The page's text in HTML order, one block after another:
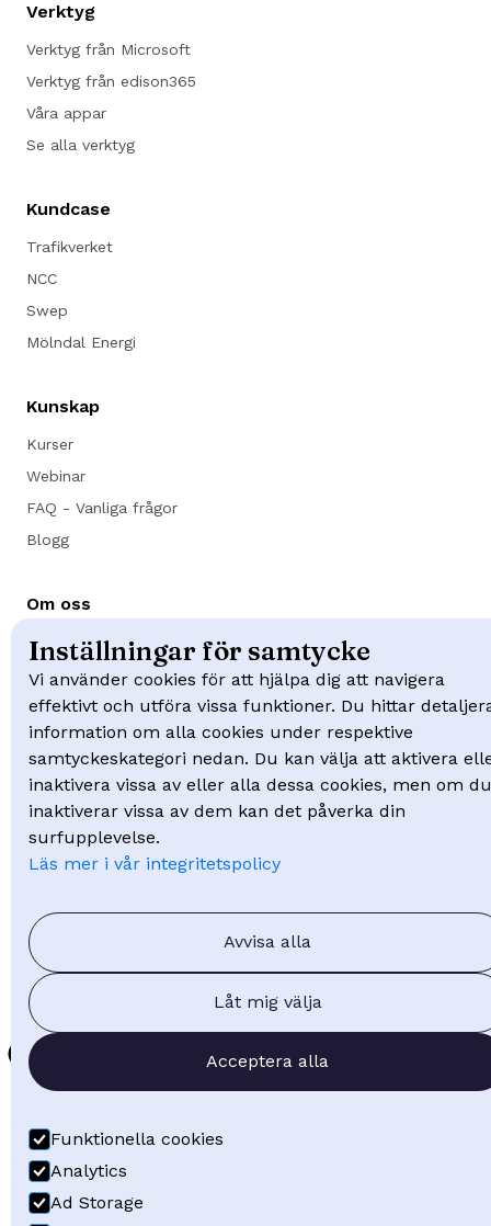
Verktyg
Verktyg från Microsoft
Verktyg från edison365
Våra appar
Se alla verktyg
Kundcase
Trafikverket
NCC
Swep
Mölndal Energi
Kunskap
Kurser
Webinar
FAQ - Vanliga frågor
Blogg
Om oss
Om Visuell Planering
Kontakt
Boka demo
Få offert
© 2026 Visuell Planering
Integritetspolicy
Följ oss på LinkedIn
Följ oss på YouTube
Inställningar för samtycke
Vi använder cookies för att hjälpa dig att navigera
effektivt och utföra vissa funktioner. Du hittar
information om alla cookies under respektive
samtyckeskategori nedan. Du kan välja att aktivera
inaktivera vissa av eller alla dessa cookies, men om du
inaktiverar vissa av dem kan det påverka din
surfupplevelse.
Läs mer i vår integritetspolicy
Avvisa alla
Låt mig välja
Acceptera alla
Funktionella cookies
Analytics
Ad Storage